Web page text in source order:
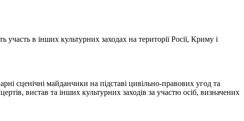
участь в інших культурних заходах на території Росії, Криму і
сценічні майданчики на підставі цивільно-правових угод та
вистав та інших культурних заходів за участю осіб, визначених